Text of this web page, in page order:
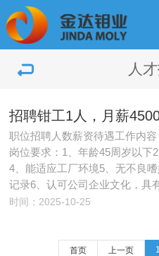
人
招聘钳工1人，月薪
职位招聘人数薪资待遇工作内
岗位要求：1、年龄45周岁以下
4、能适应工厂环境5、无不良
记录6、认可公司企业文化，具
时间：2025-10-25
首页 上一页 1